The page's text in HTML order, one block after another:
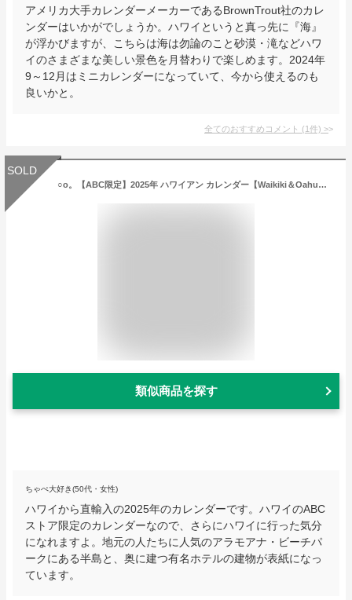
アメリカ大手カレンダーメーカーであるBrownTrout社のカレ
ンダーはいかがでしょうか。ハワイというと真っ先に『海』
が浮かびますが、こちらは海は勿論のこと砂漠・滝などハワ
イのさまざまな美しい景色を月替わりで楽しめます。2024年
9～12月はミニカレンダーになっていて、今から使えるのも
良いかと。
全てのおすすめコメント (1件) >
SOLD
○o。【ABC限定】2025年 ハワイアン カレンダー【Waikiki＆Oahu】ハワイ直輸入 ハワイ雑貨 ダイヤモンドヘッド ヤシの木 ハワイアンインテリア ハワイカレンダー ワイキキ オアフ 風景 人気 ハレイワ ノース お土産 プレゼント。o○
類似商品を探す
ちゃぺ大好き(50代・女性)
ハワイから直輸入の2025年のカレンダーです。ハワイのABC
ストア限定のカレンダーなので、さらにハワイに行った気分
になれますよ。地元の人たちに人気のアラモアナ・ビーチパ
ークにある半島と、奥に建つ有名ホテルの建物が表紙になっ
ています。